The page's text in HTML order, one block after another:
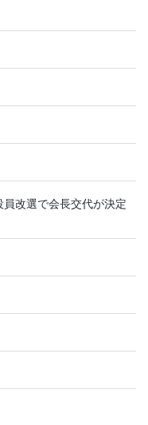
改選で会長交代が決定